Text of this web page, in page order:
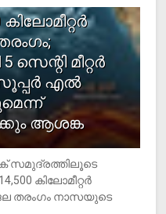
മീറ്റര്‍
എല്‍
ആശങ്ക
സമുദ്രത്തിലൂടെ
കിലോമീറ്റര്‍
തരംഗം നാസയുടെ